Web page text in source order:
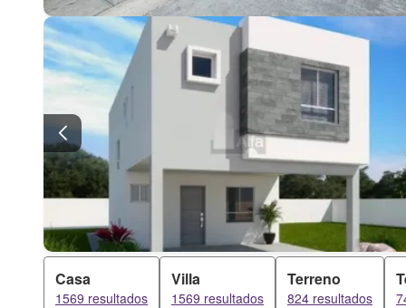
Casa
1569 resultados
Villa
1569 resultados
Terreno
824 resultados